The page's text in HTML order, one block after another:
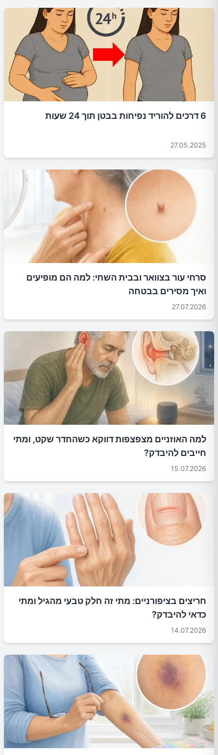
6 דרכים להוריד נפיחות בבטן תוך 24 שעות
27.05.2025
סרחי עור בצוואר ובבית השחי: למה הם מופיעים
ואיך מסירים בבטחה
27.07.2026
למה האוזניים מצפצפות דווקא כשהחדר שקט, ומתי
חייבים להיבדק?
15.07.2026
חריצים בציפורניים: מתי זה חלק טבעי מהגיל ומתי
כדאי להיבדק?
14.07.2026